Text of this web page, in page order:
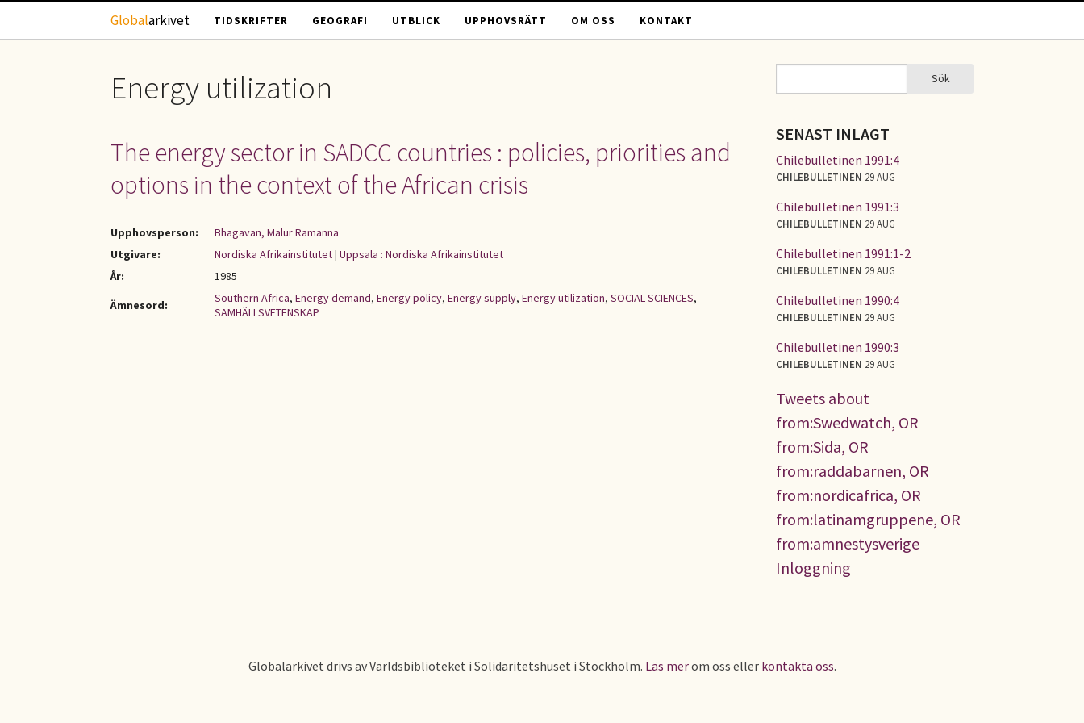
Hoppa till huvudinnehåll
Globalarkivet TIDSKRIFTER GEOGRAFI UTBLICK UPPHOVSRÄTT OM OSS KONTAKT
Energy utilization
The energy sector in SADCC countries : policies, priorities and
options in the context of the African crisis
Upphovsperson:
Bhagavan, Malur Ramanna
Utgivare:
Nordiska Afrikainstitutet| Uppsala : Nordiska Afrikainstitutet
År:
1985
Ämnesord:
Southern Africa, Energy demand, Energy policy, Energy supply, Energy utilization, SOCIAL SCIENCES,
SAMHÄLLSVETENSKAP
SÖKFORMULÄR Sök
SENAST INLAGT
Chilebulletinen 1991:4
CHILEBULLETINEN 29 AUG
Chilebulletinen 1991:3
CHILEBULLETINEN 29 AUG
Chilebulletinen 1991:1-2
CHILEBULLETINEN 29 AUG
Chilebulletinen 1990:4
CHILEBULLETINEN 29 AUG
Chilebulletinen 1990:3
CHILEBULLETINEN 29 AUG
Tweets about
from:Swedwatch, OR
from:Sida, OR
from:raddabarnen, OR
from:nordicafrica, OR
from:latinamgruppene, OR
from:amnestysverige
Inloggning
Globalarkivet drivs av Världsbiblioteket i Solidaritetshuset i Stockholm. Läs merom oss eller kontakta oss.